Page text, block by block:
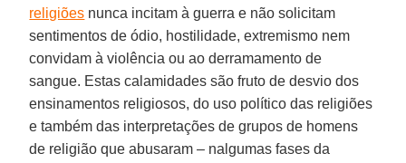
religiões nunca incitam à guerra e não solicitam
sentimentos de ódio, hostilidade, extremismo nem
convidam à violência ou ao derramamento de
sangue. Estas calamidades são fruto de desvio dos
ensinamentos religiosos, do uso político das religiões
e também das interpretações de grupos de homens
de religião que abusaram – nalgumas fases da